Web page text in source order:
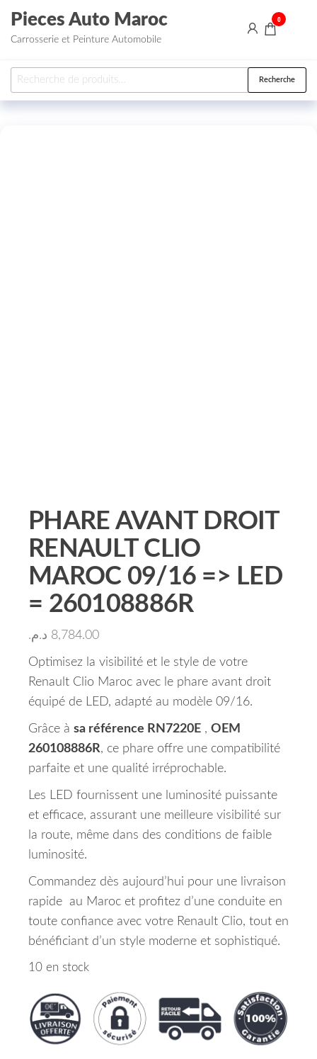
Aller au contenu
Pieces Auto Maroc
Carrosserie et Peinture Automobile
0
Recherche pour : Recherche
PHARE AVANT DROIT
RENAULT CLIO
MAROC 09/16 => LED
= 260108886R
8,784.00 د.م.
Optimisez la visibilité et le style de votre
Renault Clio Maroc avec le phare avant droit
équipé de LED, adapté au modèle 09/16.
Grâce à sa référence RN7220E , OEM
260108886R, ce phare offre une compatibilité
parfaite et une qualité irréprochable.
Les LED fournissent une luminosité puissante
et efficace, assurant une meilleure visibilité sur
la route, même dans des conditions de faible
luminosité.
Commandez dès aujourd’hui pour une livraison
rapide au Maroc et profitez d’une conduite en
toute confiance avec votre Renault Clio, tout en
bénéficiant d’un style moderne et sophistiqué.
10 en stock